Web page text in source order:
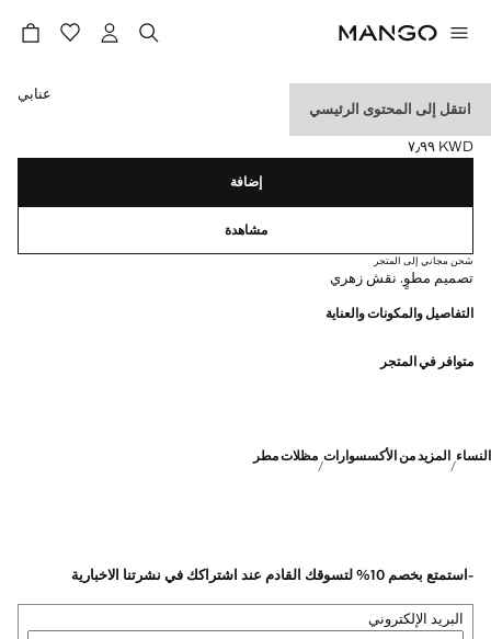
انتقل إلى المحتوى الرئيسي
شمسية بطباعة زهور
السعر الحالي [KWD ٧٫٩٩ ]
KWD ٧٫٩٩
حدد اللون
عنابي
إضافة
مشاهدة
شحن مجاني إلى المتجر
تصميم مطوٍ. نقش زهري
التفاصيل والمكونات والعناية
متوافر في المتجر
النساء المزيد من الأكسسوارات مظلات مطر
-استمتع بخصم 10% لتسوقك القادم عند اشتراكك في نشرتنا الاخبارية
البريد الإلكتروني